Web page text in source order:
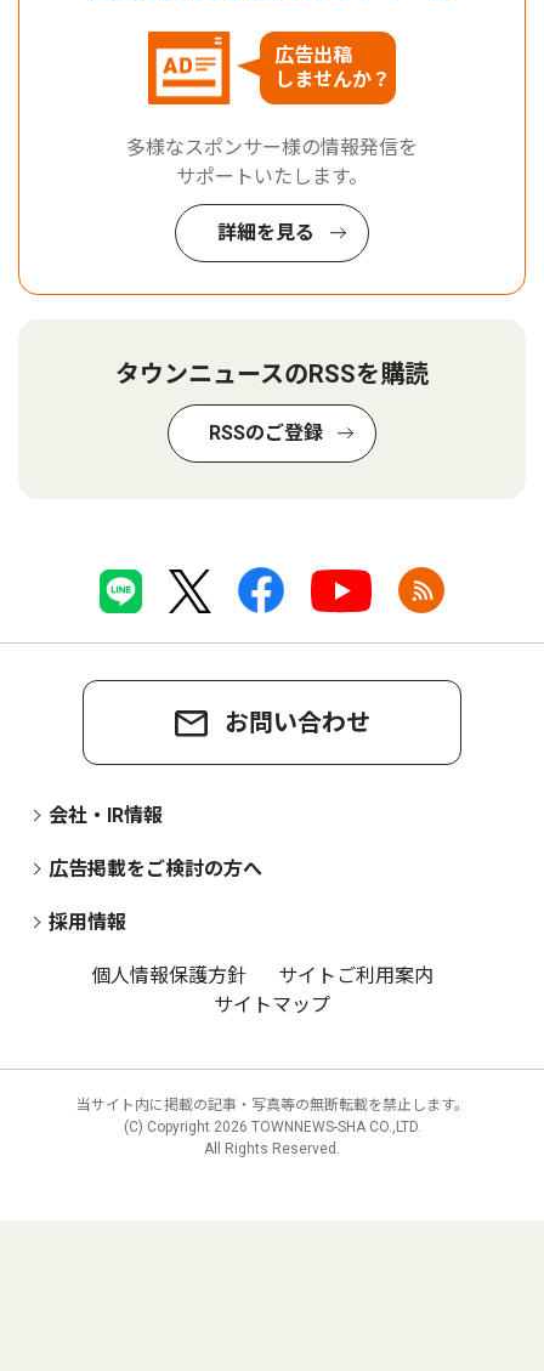
広告出稿
しませんか？
多様なスポンサー様の情報発信を
サポートいたします。
詳細を見る
タウンニュースのRSSを購読
RSSのご登録
お問い合わせ
会社・IR情報
広告掲載をご検討の方へ
採用情報
個人情報保護方針
サイトご利用案内
サイトマップ
当サイト内に掲載の記事・写真等の無断転載を禁止します。
(C) Copyright 2026 TOWNNEWS-SHA CO.,LTD.
All Rights Reserved.